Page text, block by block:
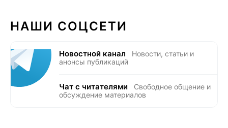
НАШИ СОЦСЕТИ
Новостной канал
Новости, статьи и
анонсы публикаций
Чат с читателями
Свободное общение и
обсуждение материалов